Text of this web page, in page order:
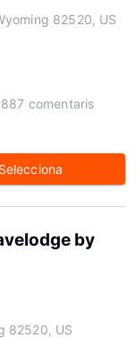
82520, US
887 comentaris
Selecciona
by
82520, US